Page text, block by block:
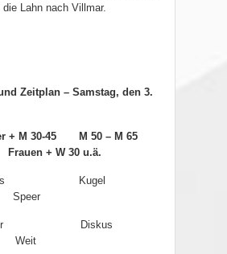
Lahn nach Villmar.
Zeitplan – Samstag, den 3.
M 30-45
M 50 – M 65
Frauen + W 30 u.ä.
Kugel
Diskus